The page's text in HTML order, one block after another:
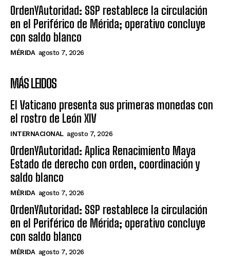
OrdenYAutoridad: SSP restablece la circulación
en el Periférico de Mérida; operativo concluye
con saldo blanco
MÉRIDA agosto 7, 2026
MÁS LEIDOS
El Vaticano presenta sus primeras monedas con
el rostro de León XIV
INTERNACIONAL agosto 7, 2026
OrdenYAutoridad: Aplica Renacimiento Maya
Estado de derecho con orden, coordinación y
saldo blanco
MÉRIDA agosto 7, 2026
OrdenYAutoridad: SSP restablece la circulación
en el Periférico de Mérida; operativo concluye
con saldo blanco
MÉRIDA agosto 7, 2026